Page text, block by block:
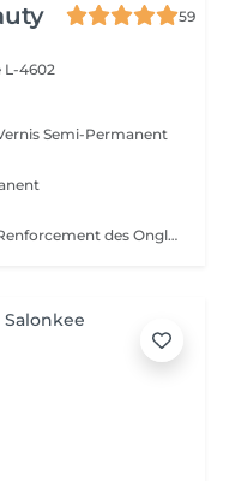
59
L-4602
Semi-Permanent
Manucure Russe + Mise en Forme + Renforcement des Ongles Naturels + Vernis Semi-Permanent